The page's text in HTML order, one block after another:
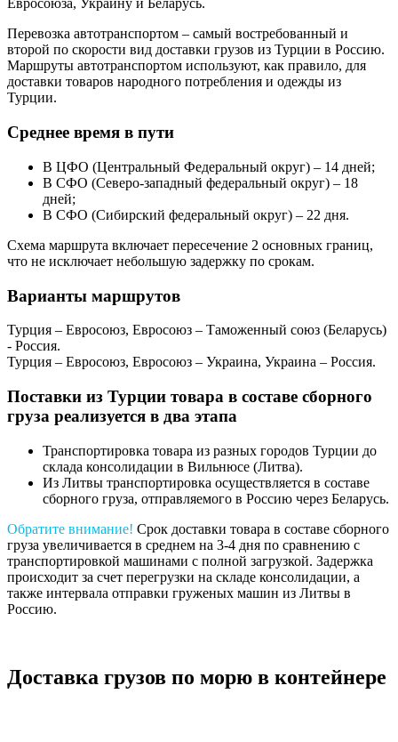
Евросоюза, Украину и Беларусь.
Перевозка автотранспортом – самый востребованный и
второй по скорости вид доставки грузов из Турции в Россию.
Маршруты автотранспортом используют, как правило, для
доставки товаров народного потребления и одежды из
Турции.
Среднее время в пути
В ЦФО (Центральный Федеральный округ) – 14 дней;
В СФО (Северо-западный федеральный округ) – 18
дней;
В СФО (Сибирский федеральный округ) – 22 дня.
Схема маршрута включает пересечение 2 основных границ,
что не исключает небольшую задержку по срокам.
Варианты маршрутов
Турция – Евросоюз, Евросоюз – Таможенный союз (Беларусь)
- Россия.
Турция – Евросоюз, Евросоюз – Украина, Украина – Россия.
Поставки из Турции товара в составе сборного
груза реализуется в два этапа
Транспортировка товара из разных городов Турции до
склада консолидации в Вильнюсе (Литва).
Из Литвы транспортировка осуществляется в составе
сборного груза, отправляемого в Россию через Беларусь.
Обратите внимание! Срок доставки товара в составе сборного
груза увеличивается в среднем на 3-4 дня по сравнению с
транспортировкой машинами с полной загрузкой. Задержка
происходит за счет перегрузки на складе консолидации, а
также интервала отправки груженых машин из Литвы в
Россию.
Доставка грузов по морю в контейнере